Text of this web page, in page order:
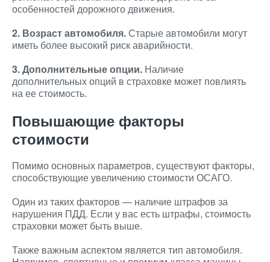
особенностей дорожного движения.
2. Возраст автомобиля.Старые автомобили могут
иметь более высокий риск аварийности.
3. Дополнительные опции. Наличие
дополнительных опций в страховке может повлиять
на ее стоимость.
Повышающие факторы
стоимости
Помимо основных параметров, существуют факторы,
способствующие увеличению стоимости ОСАГО.
Один из таких факторов — наличие штрафов за
нарушения ПДД. Если у вас есть штрафы, стоимость
страховки может быть выше.
Также важным аспектом является тип автомобиля.